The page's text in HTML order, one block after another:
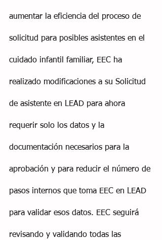
aumentar la eficiencia del proceso de
solicitud para posibles asistentes en el
cuidado infantil familiar, EEC ha
realizado modificaciones a su Solicitud
de asistente en LEAD para ahora
requerir solo los datos y la
documentación necesarios para la
aprobación y para reducir el número de
pasos internos que toma EEC en LEAD
para validar esos datos. EEC seguirá
revisando y validando todas las